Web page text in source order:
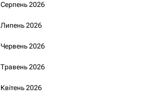
Серпень 2026
Липень 2026
Червень 2026
Травень 2026
Квітень 2026